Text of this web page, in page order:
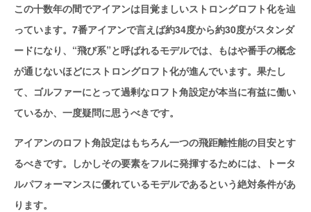
この十数年の間でアイアンは目覚ましいストロングロフト化を辿
っています。7番アイアンで言えば約34度から約30度がスタンダ
ードになり、“飛び系”と呼ばれるモデルでは、もはや番手の概念
が通じないほどにストロングロフト化が進んでいます。果たし
て、ゴルファーにとって過剰なロフト角設定が本当に有益に働い
ているか、一度疑問に思うべきです。
アイアンのロフト角設定はもちろん一つの飛距離性能の目安とす
るべきです。しかしその要素をフルに発揮するためには、トータ
ルパフォーマンスに優れているモデルであるという絶対条件があ
ります。